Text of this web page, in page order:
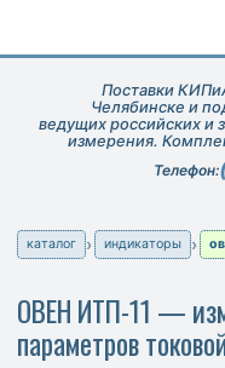
Поставки
Челябинске и
ведущих российских и
измерения.
техническая
Телефон:
каталог индикаторы
ОВЕН ИТП-11 —
параметров